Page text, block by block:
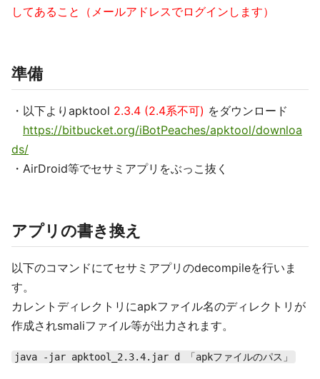
してあること（メールアドレスでログインします）
準備
・以下よりapktool 2.3.4 (2.4系不可) をダウンロード
https://bitbucket.org/iBotPeaches/apktool/downloa
ds/
・AirDroid等でセサミアプリをぶっこ抜く
アプリの書き換え
以下のコマンドにてセサミアプリのdecompileを行いま
す。
カレントディレクトリにapkファイル名のディレクトリが
作成されsmaliファイル等が出力されます。
java -jar apktool_2.3.4.jar d 「apkファイルのパス」